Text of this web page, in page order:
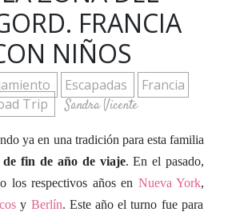
FRANCIA
NIÑOS
Escapadas
Francia
Trip
Sandra Vicente
ya en una tradición para esta familia
de fin de año de viaje. En el pasado,
los respectivos años en Nueva York,
y Berlín. Este año el turno fue para